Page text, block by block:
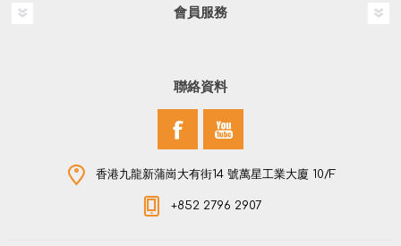
會員服務
聯絡資料
香港九龍新蒲崗大有街14 號萬星工業大廈 10/F
+852 2796 2907